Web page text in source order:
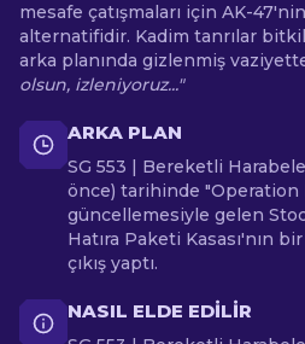
mesafe çatışmaları için AK-
alternatifidir. Kadim tanrılar
arka planında gizlenmiş
olsun, izleniyoruz..."
ARKA PLAN
SG 553 | Bereketli
önce) tarihinde "Operation
güncellemesiyle gelen
Hatıra Paketi Kasası'nın
çıkış yaptı.
NASIL ELDE EDILIR